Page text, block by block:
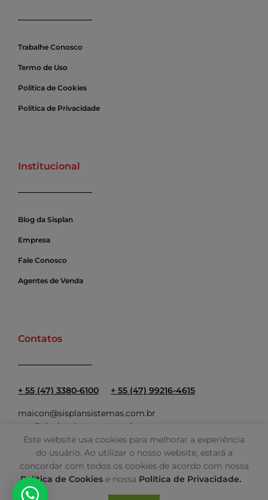
Trabalhe Conosco
Termo de Uso
Política de Cookies
Política de Privacidade
Institucional
Blog da Sisplan
Empresa
Fale Conosco
Agentes de Venda
Contatos
+ 55 (47) 3380-6100 + 55 (47) 99216-4615
maicon@sisplansistemas.com.br
ana@sisplansistemas.com.br
Este website usa cookies para melhorar a experiência
do usuário. Ao utilizar o nosso website, estará a
concordar com todos os cookies de acordo com nossa
Política de Cookiese nossa Política de Privacidade.